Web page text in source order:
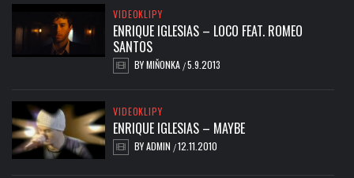
VIDEOKLIPY
ENRIQUE IGLESIAS – LOCO FEAT. ROMEO
SANTOS
BYMIŇONKA /5.9.2013
VIDEOKLIPY
ENRIQUE IGLESIAS – MAYBE
BYADMIN /12.11.2010